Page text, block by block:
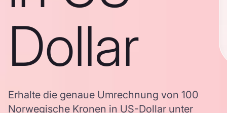
Dollar
Erhalte die genaue Umrechnung von 100
Norwegische Kronen in US-Dollar unter